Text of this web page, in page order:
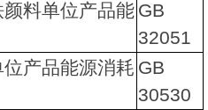
料单位产品能 GB
32051
产品能源消耗 GB
30530